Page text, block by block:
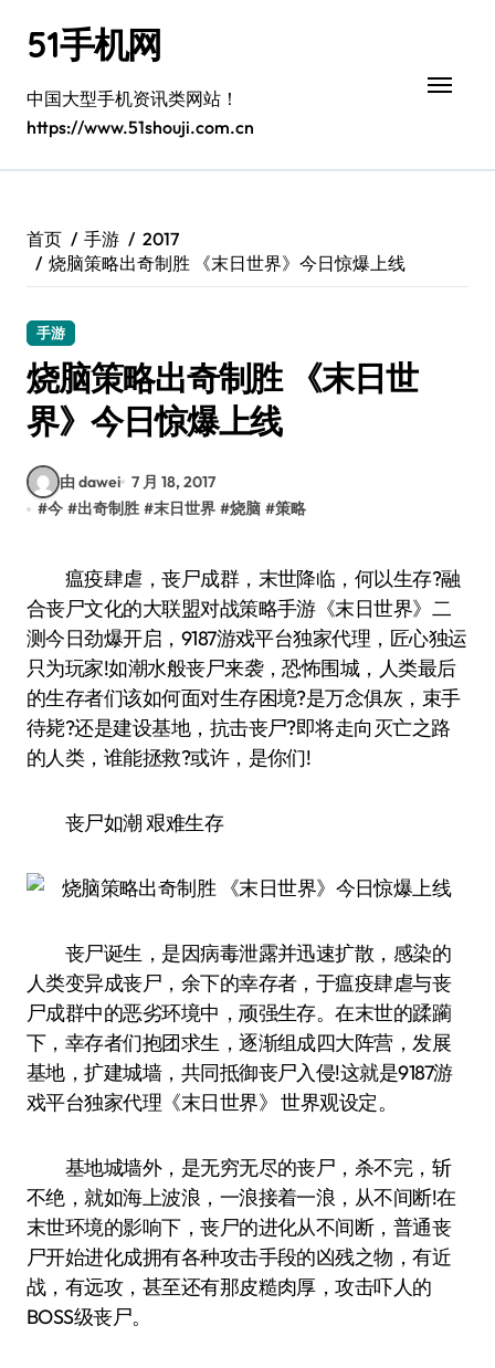
51手机网
中国大型手机资讯类网站！
https://www.51shouji.com.cn
首页 手游
2017
烧脑策略出奇制胜 《末日世界》今日惊爆上线
手游
烧脑策略出奇制胜 《末日世
界》今日惊爆上线
由 dawei 7 月 18, 2017
#今 #出奇制胜 #末日世界 #烧脑 #策略
瘟疫肆虐，丧尸成群，末世降临，何以生存?融
合丧尸文化的大联盟对战策略手游《末日世界》二
测今日劲爆开启，9187游戏平台独家代理，匠心独运
只为玩家!如潮水般丧尸来袭，恐怖围城，人类最后
的生存者们该如何面对生存困境?是万念俱灰，束手
待毙?还是建设基地，抗击丧尸?即将走向灭亡之路
的人类，谁能拯救?或许，是你们!
丧尸如潮 艰难生存
丧尸诞生，是因病毒泄露并迅速扩散，感染的
人类变异成丧尸，余下的幸存者，于瘟疫肆虐与丧
尸成群中的恶劣环境中，顽强生存。在末世的蹂躏
下，幸存者们抱团求生，逐渐组成四大阵营，发展
基地，扩建城墙，共同抵御丧尸入侵!这就是9187游
戏平台独家代理《末日世界》 世界观设定。
基地城墙外，是无穷无尽的丧尸，杀不完，斩
不绝，就如海上波浪，一浪接着一浪，从不间断!在
末世环境的影响下，丧尸的进化从不间断，普通丧
尸开始进化成拥有各种攻击手段的凶残之物，有近
战，有远攻，甚至还有那皮糙肉厚，攻击吓人的
BOSS级丧尸。